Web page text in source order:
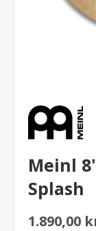
Meinl
Splash
1.890,00